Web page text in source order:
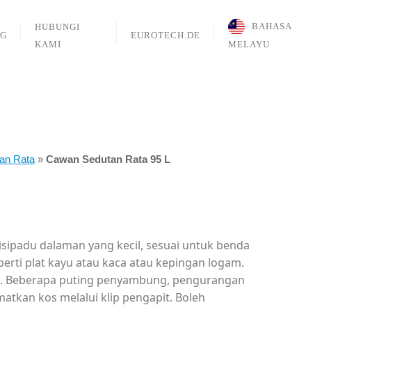
HUBUNGI
KAMI
EUROTECH.DE
BAHASA
MELAYU
Rata» Cawan Sedutan Rata 95 L
isipadu dalaman yang kecil, sesuai untuk benda
plat kayu atau kaca atau kepingan logam.
Beberapa puting penyambung, pengurangan
kos melalui klip pengapit. Boleh